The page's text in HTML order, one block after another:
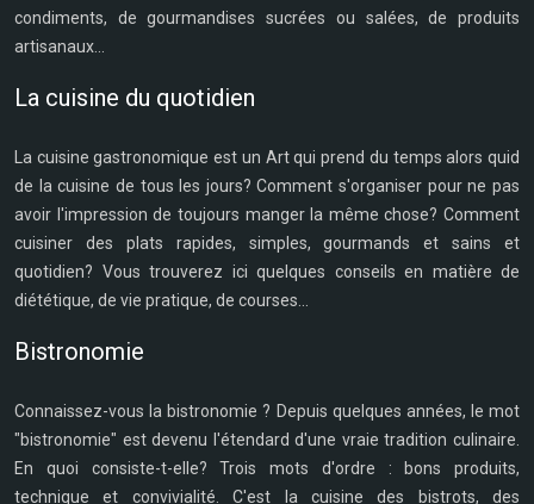
condiments, de gourmandises sucrées ou salées, de produits
artisanaux...
La cuisine du quotidien
La cuisine gastronomique est un Art qui prend du temps alors quid
de la cuisine de tous les jours? Comment s'organiser pour ne pas
avoir l'impression de toujours manger la même chose? Comment
cuisiner des plats rapides, simples, gourmands et sains et
quotidien? Vous trouverez ici quelques conseils en matière de
diététique, de vie pratique, de courses...
Bistronomie
Connaissez-vous la bistronomie ? Depuis quelques années, le mot
"bistronomie" est devenu l'étendard d'une vraie tradition culinaire.
En quoi consiste-t-elle? Trois mots d'ordre : bons produits,
technique et convivialité. C'est la cuisine des bistrots, des